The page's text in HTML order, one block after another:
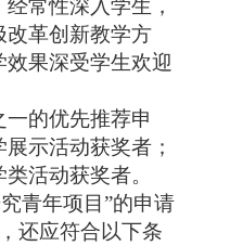
常性深入学生，
改革创新教学方
果深受学生欢迎
的优先推荐申
示活动获奖者；
活动获奖者。
青年项目”的申请
还应符合以下条